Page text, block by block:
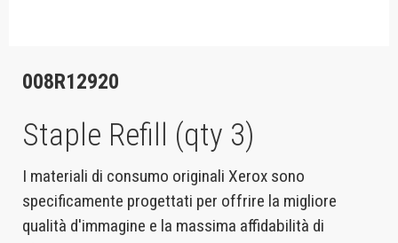
008R12920
Staple Refill (qty 3)
I materiali di consumo originali Xerox sono
specificamente progettati per offrire la migliore
qualità d'immagine e la massima affidabilità di